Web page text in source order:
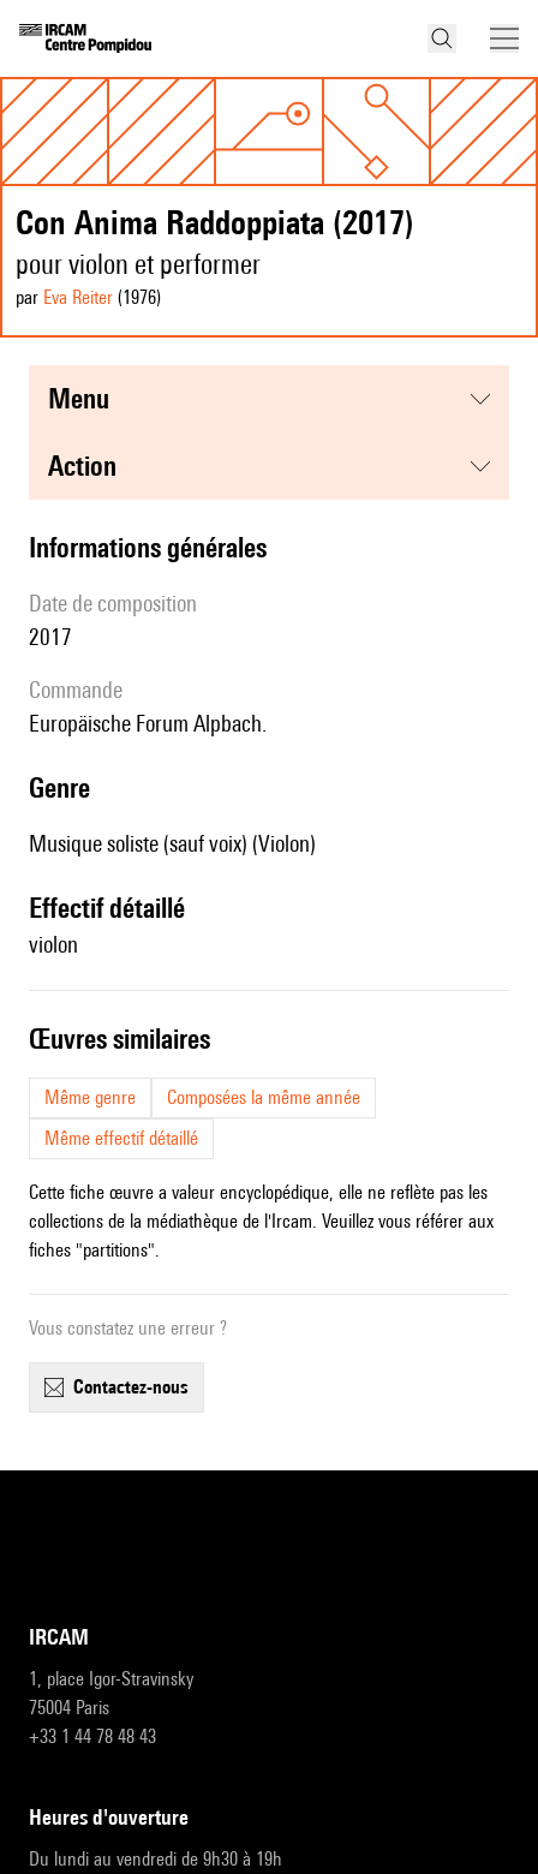
Con Anima Raddoppiata (2017)
pour violon et performer
par Eva Reiter (1976)
menu
action
informations générales
date de composition
2017
Commande
Europäische Forum Alpbach.
genre
Musique soliste (sauf voix) (Violon)
effectif détaillé
violon
œuvres similaires
Même genre
Composées la même année
Même effectif détaillé
Cette fiche œuvre a valeur encyclopédique, elle ne reflète pas les
collections de la médiathèque de l'Ircam. Veuillez vous référer aux
fiches "partitions".
Vous constatez une erreur ?
contactez-nous
IRCAM
1, place Igor-Stravinsky
75004 Paris
+33 1 44 78 48 43
heures d'ouverture
Du lundi au vendredi de 9h30 à 19h